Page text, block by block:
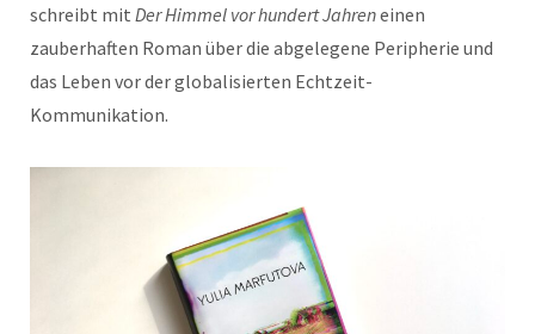
schreibt mit Der Himmel vor hundert Jahreneinen
zauberhaften Roman über die abgelegene Peripherie und
das Leben vor der globalisierten Echtzeit-
Kommunikation.